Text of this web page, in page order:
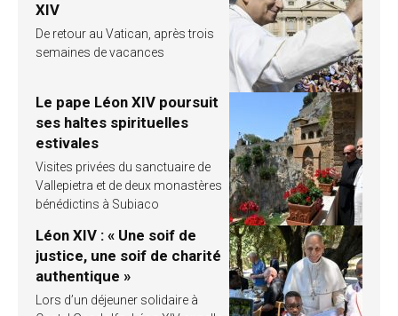
XIV
De retour au Vatican, après trois
semaines de vacances
Le pape Léon XIV poursuit
ses haltes spirituelles
estivales
Visites privées du sanctuaire de
Vallepietra et de deux monastères
bénédictins à Subiaco
Léon XIV : « Une soif de
justice, une soif de charité
authentique »
Lors d’un déjeuner solidaire à